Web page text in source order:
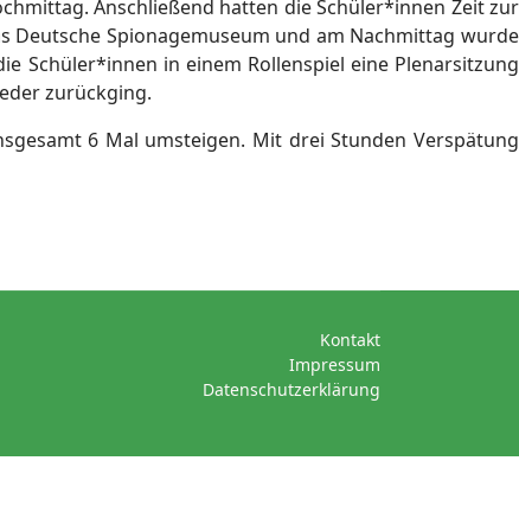
Anschließend hatten die Schüler*innen Zeit zur
Spionagemuseum und am Nachmittag wurde
Schüler*innen in einem Rollenspiel eine Plenarsitzung
zurückging.
6 Mal umsteigen. Mit drei Stunden Verspätung
Kontakt
Impressum
Datenschutzerklärung